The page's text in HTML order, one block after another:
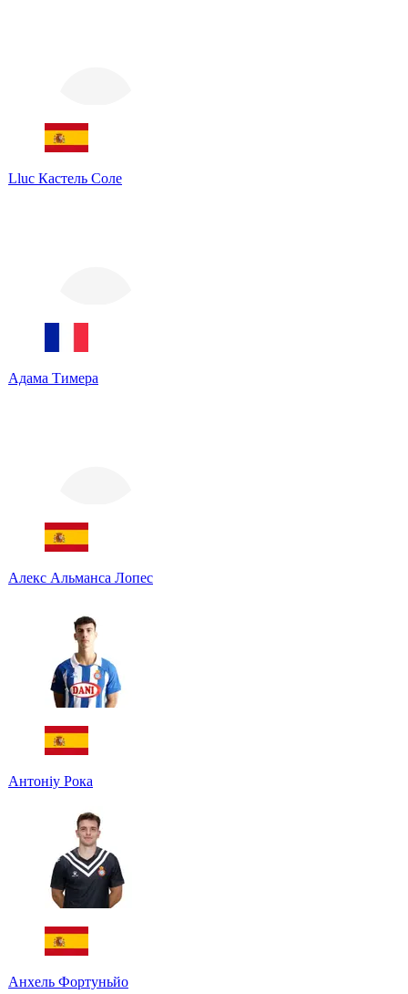
Lluc Кастель Соле
Адама Тимера
Алекс Альманса Лопес
Антоніу Рока
Анхель Фортуньйо